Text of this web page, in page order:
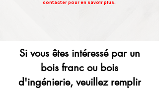
contacter pour en savoir plus.
Si vous êtes intéressé par un
bois franc ou bois
d'ingénierie, veuillez remplir